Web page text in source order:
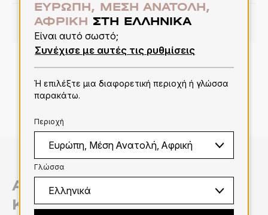
ΠΕΡΙΣΣΌΤΕΡΕΣ ΠΛΗΡΟΦΟΡΊΕΣ
1 2 3 4 5 6
ΑΝΑΚΑΛΎΨΤΕ ΤΙΣ
ΚΑΤΗΓΟΡΊΕΣ ΜΑΣ
ΕΥΡΏΠΗ, ΜΈΣΗ ΑΝΑΤΟΛΉ,
ΑΦΡΙΚΉ ΣΤΗ ΕΛΛΗΝΙΚΆ
Είναι αυτό σωστό;
Συνέχισε με αυτές τις ρυθμίσεις
Ή επιλέξτε μια διαφορετική περιοχή ή γλώσσα
παρακάτω.
Περιοχή
Γλώσσα